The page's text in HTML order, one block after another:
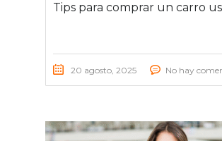
Tips para comprar un carro
20 agosto, 2025 No hay